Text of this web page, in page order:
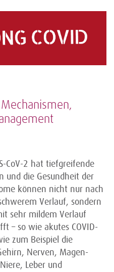
Mechanismen,
CoV-2 hat tiefgreifende
und die Gesundheit der
können nicht nur nach
Verlauf, sondern
sehr mildem Verlauf
– so wie akutes COVID-
zum Beispiel die
Nerven, Magen-
Leber und